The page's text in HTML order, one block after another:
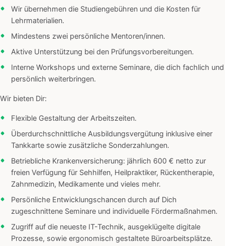
Wir übernehmen die Studiengebühren und die Kosten für
Lehrmaterialien.
Mindestens zwei persönliche Mentoren/innen.
Aktive Unterstützung bei den Prüfungsvorbereitungen.
Interne Workshops und externe Seminare, die dich fachlich und
persönlich weiterbringen.
Wir bieten Dir:
Flexible Gestaltung der Arbeitszeiten.
Überdurchschnittliche Ausbildungsvergütung inklusive einer
Tankkarte sowie zusätzliche Sonderzahlungen.
Betriebliche Krankenversicherung: jährlich 600 € netto zur
freien Verfügung für Sehhilfen, Heilpraktiker, Rückentherapie,
Zahnmedizin, Medikamente und vieles mehr.
Persönliche Entwicklungschancen durch auf Dich
zugeschnittene Seminare und individuelle Fördermaßnahmen.
Zugriff auf die neueste IT-Technik, ausgeklügelte digitale
Prozesse, sowie ergonomisch gestaltete Büroarbeitsplätze.